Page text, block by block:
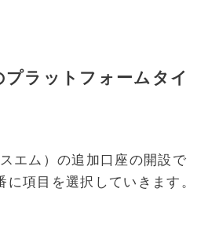
ラットフォームタイ
エム）の追加口座の開設で
項目を選択していきます。